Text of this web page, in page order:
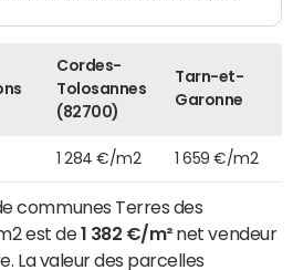
Cordes-
Tolosannes
(82700)
Tarn-et-
Garonne
1 284 €/m2 1 659 €/m2
communes Terres des
est de1 382 €/m²net vendeur
La valeur des parcelles